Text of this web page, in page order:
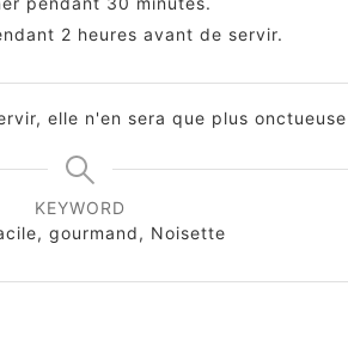
2 heures avant de servir.
elle n'en sera que plus
KEYWORD
gourmand, Noisette